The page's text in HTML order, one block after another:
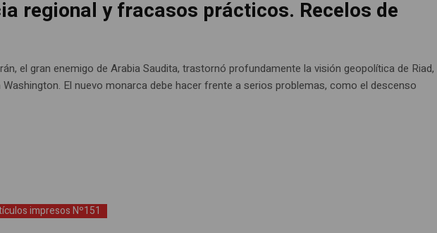
regional y fracasos prácticos. Recelos de
el gran enemigo de Arabia Saudita, trastornó profundamente la visión geopolítica de Riad,
El nuevo monarca debe hacer frente a serios problemas, como el descenso
impresos Nº151